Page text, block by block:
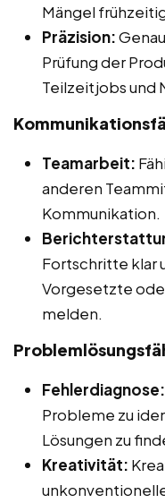
Mängel
Präzision:
Prüfung der
Teilzeitjobs und
Teamarbeit:
anderen
Kommunikation.
Fortschritte klar
Vorgesetzte
melden.
Fehlerdiagnose:
Probleme zu
Lösungen zu
Kreativität: